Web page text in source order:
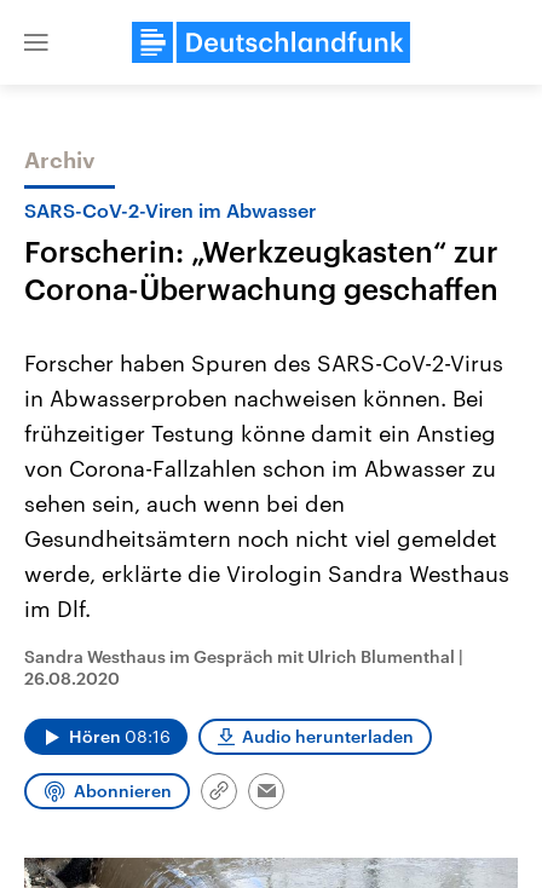
Close
Themen
Landtagswahl Sachsen-Anhalt
2026
Alle Informationen
Sachsen-Anhalt wählt am 6.
September 2026 einen neuen
Landtag. Seit 2021 wird das
Bundesland von einer Koalition aus
Umfragen, Prognosen,
Wahlprogramme, aktuelle Berichte
und Hintergründe zu den Parteien
Wahl.
USA
Aktuelle Beiträge,
Hintergründe
Wirtschaftlich und
gehören die Vereinigten
den mächtigsten Ländern
mit großem Einfluss auf
aktuelle Weltgeschehen.
Sendungen
Audio-Archiv
Archiv
SARS-CoV-2-Viren im Abwasser
Forscherin: „Werkzeugkasten“ zur
Corona-Überwachung geschaffen
Forscher haben Spuren des SARS-CoV-2-Virus
in Abwasserproben nachweisen können. Bei
frühzeitiger Testung könne damit ein Anstieg
von Corona-Fallzahlen schon im Abwasser zu
sehen sein, auch wenn bei den
Gesundheitsämtern noch nicht viel gemeldet
werde, erklärte die Virologin Sandra Westhaus
im Dlf.
Sandra Westhaus im Gespräch mit Ulrich Blumenthal |
26.08.2020
Hören 08:16 Audio herunterladen
Abonnieren
Link
Email